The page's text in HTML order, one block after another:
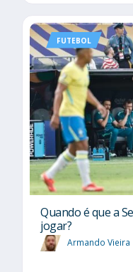
FUTEBOL
Quando é que a
jogar?
Armando Vieira